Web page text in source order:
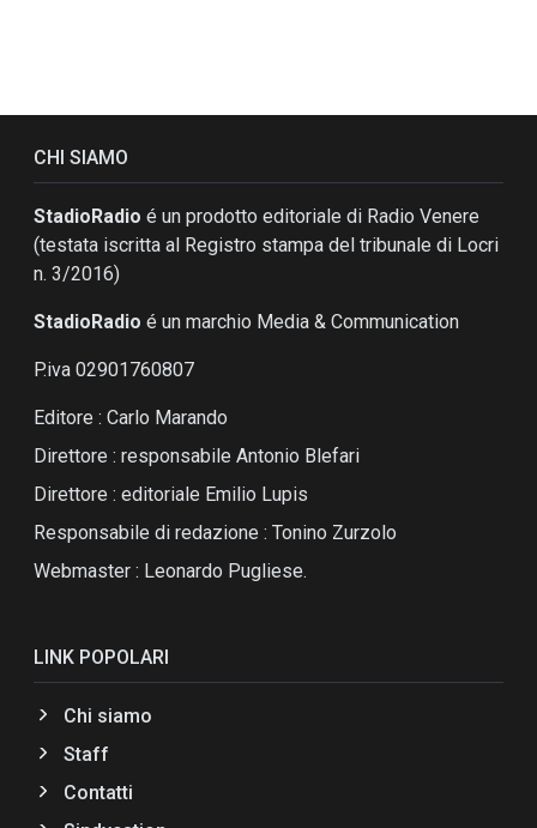
CHI SIAMO
StadioRadio é un prodotto editoriale di Radio Venere
(testata iscritta al Registro stampa del tribunale di Locri
n. 3/2016)
StadioRadio é un marchio Media & Communication
P.iva 02901760807
Editore : Carlo Marando
Direttore : responsabile Antonio Blefari
Direttore : editoriale Emilio Lupis
Responsabile di redazione : Tonino Zurzolo
Webmaster : Leonardo Pugliese.
LINK POPOLARI
Chi siamo
Staff
Contatti